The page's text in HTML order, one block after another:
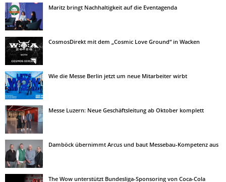
Maritz bringt Nachhaltigkeit auf die Eventagenda
CosmosDirekt mit dem „Cosmic Love Ground“ in Wacken
Wie die Messe Berlin jetzt um neue Mitarbeiter wirbt
Messe Luzern: Neue Geschäftsleitung ab Oktober komplett
Damböck übernimmt Arcus und baut Messebau-Kompetenz aus
The Wow unterstützt Bundesliga-Sponsoring von Coca-Cola